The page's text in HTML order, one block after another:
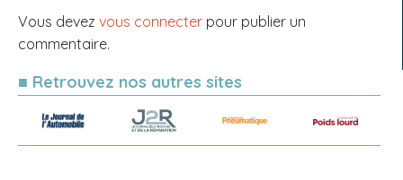
Vous devez vous connecter pour publier un
commentaire.
■ Retrouvez nos autres sites